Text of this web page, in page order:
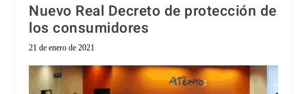
Nuevo Real Decreto de protección de
los consumidores
21 de enero de 2021